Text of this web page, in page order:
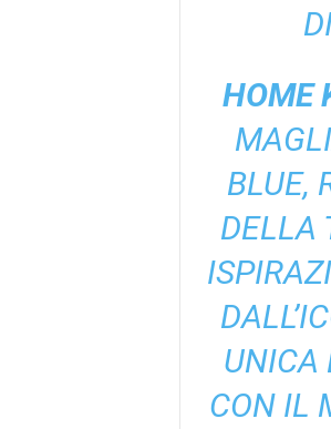
HOME
BLUE,
DELLA
UNICA
CON IL